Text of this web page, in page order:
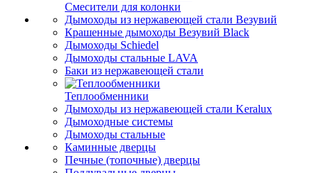
Смесители для колонки
Дымоходы из нержавеющей стали Везувий
Крашенные дымоходы Везувий Black
Дымоходы Schiedel
Дымоходы стальные LAVA
Баки из нержавеющей стали
Теплообменники
Дымоходы из нержавеющей стали Keralux
Дымоходные системы
Дымоходы стальные
Каминные дверцы
Печные (топочные) дверцы